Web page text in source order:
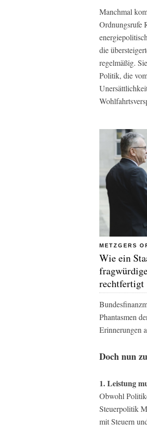
Manchmal
Ordnungsrufe
die
regelmäßig.
Politik, die
METZGERS
Wie ein
rechtfertigt
Phantasmen
Erinnerungen
Doch nun
1. Leistung
Obwohl
Steuerpolitik
mit Steuern